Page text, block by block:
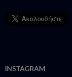
INSTAGRAM